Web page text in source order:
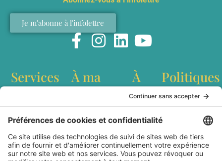
Je m'abonne à l'infolettre
Services
interculturelles
Ateliers de
Création de
contenu
À ma
Recettes
Baladodiffusion
Websérie
Articles
À
propos
Qui est
Marianne
Lefebvre?
Livre Dans les
Politiques
Politique de
confidentialité
Conditions
d'utilisation
Livraison et